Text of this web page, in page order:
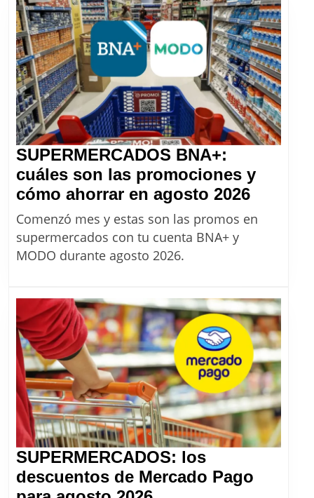
el
auto
0km
más
barato
de
la
Argentina
SUPERMERCADOS BNA+:
cuáles son las promociones y
cómo ahorrar en agosto 2026
BNA+:
y
cómo
ahorrar
en
agosto
2026
Comenzó mes y estas son las promos en
supermercados con tu cuenta BNA+ y
MODO durante agosto 2026.
SUPERMERCADOS: los
descuentos de Mercado Pago